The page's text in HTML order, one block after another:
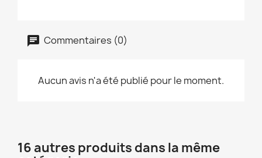
Commentaires (0)
Aucun avis n'a été publié pour le moment.
16 autres produits dans la même